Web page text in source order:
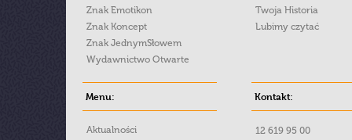
Znak Emotikon
Znak Koncept
Znak JednymSłowem
Wydawnictwo Otwarte
Twoja Historia
Lubimy czytać
Menu:
Aktualności
Kontakt:
12 619 95 00